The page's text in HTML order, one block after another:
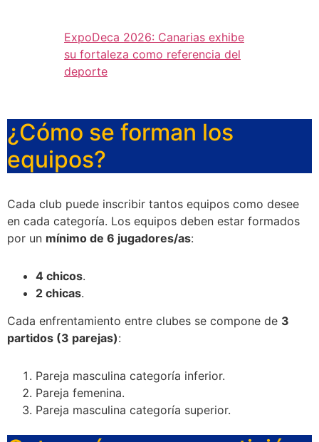
ExpoDeca 2026: Canarias exhibe
su fortaleza como referencia del
deporte
¿Cómo se forman los
equipos?
Cada club puede inscribir tantos equipos como desee
en cada categoría. Los equipos deben estar formados
por un mínimo de 6 jugadores/as:
4 chicos.
2 chicas.
Cada enfrentamiento entre clubes se compone de 3
partidos (3 parejas):
Pareja masculina categoría inferior.
Pareja femenina.
Pareja masculina categoría superior.